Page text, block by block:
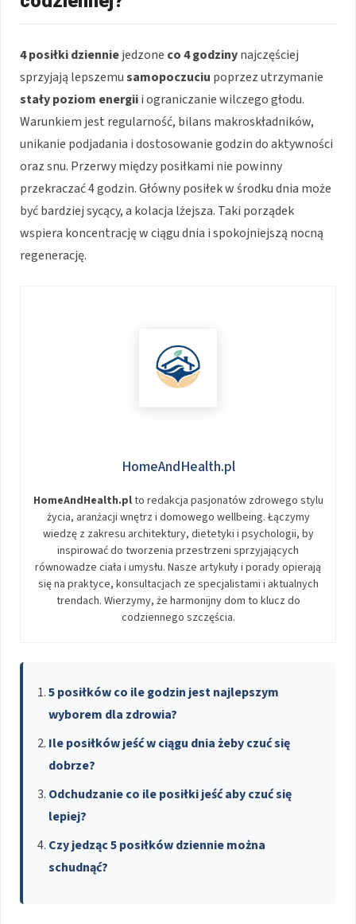
4 posiłki dzienniejedzone co 4 godzinynajczęściej
sprzyjają lepszemusamopoczuciu poprzez utrzymanie
stały poziom energiii ograniczanie wilczego głodu.
Warunkiem jest regularność, bilans makroskładników,
unikanie podjadania i dostosowanie godzin do aktywności
oraz snu. Przerwy między posiłkami nie powinny
przekraczać 4 godzin. Główny posiłek w środku dnia może
być bardziej sycący, a kolacja lżejsza. Taki porządek
wspiera koncentrację w ciągu dnia i spokojniejszą nocną
regenerację.
HomeAndHealth.pl
HomeAndHealth.plto redakcja pasjonatów zdrowego stylu
życia, aranżacji wnętrz i domowego wellbeing. Łączymy
wiedzę z zakresu architektury, dietetyki i psychologii, by
inspirować do tworzenia przestrzeni sprzyjających
równowadze ciała i umysłu. Nasze artykuły i porady opierają
się na praktyce, konsultacjach ze specjalistami i aktualnych
trendach. Wierzymy, że harmonijny dom to klucz do
codziennego szczęścia.
5 posiłków co ile godzin jest najlepszym
wyborem dla zdrowia?
Ile posiłków jeść w ciągu dnia żeby czuć się
dobrze?
Odchudzanie co ile posiłki jeść aby czuć się
lepiej?
Czy jedząc 5 posiłków dziennie można
schudnąć?